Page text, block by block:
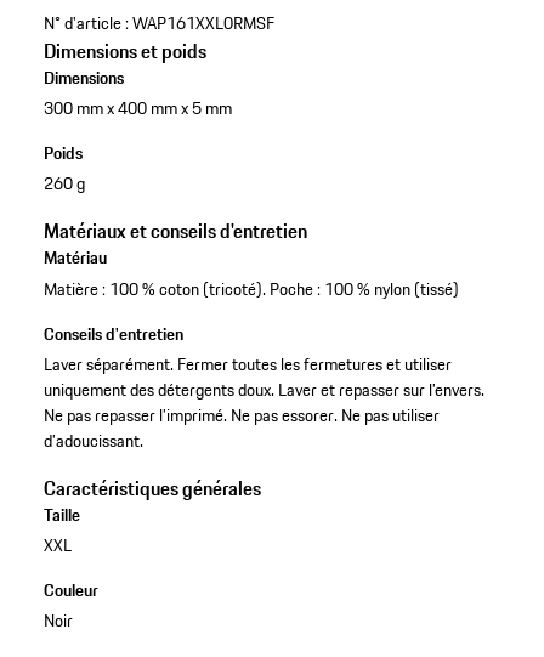
N° d'article :WAP161XXL0RMSF
Dimensions et poids
Dimensions
300 mm x 400 mm x 5 mm
Poids
260 g
Matériaux et conseils d'entretien
Matériau
Matière : 100 % coton (tricoté). Poche : 100 % nylon (tissé)
Conseils d'entretien
Laver séparément. Fermer toutes les fermetures et utiliser
uniquement des détergents doux. Laver et repasser sur l’envers.
Ne pas repasser l’imprimé. Ne pas essorer. Ne pas utiliser
d’adoucissant.
Caractéristiques générales
Taille
XXL
Couleur
Noir